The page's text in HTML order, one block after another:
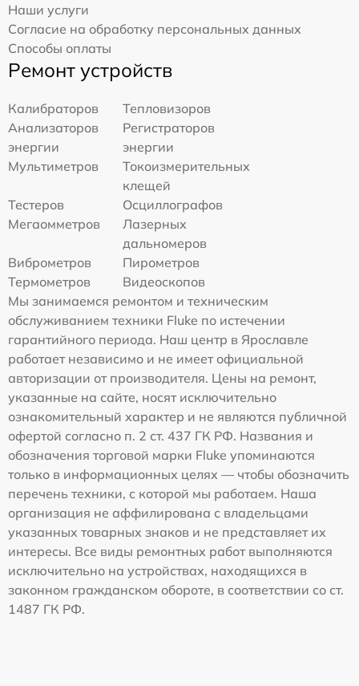
Наши услуги
Согласие на обработку персональных данных
Способы оплаты
Ремонт устройств
Калибраторов
Тепловизоров
Анализаторов
энергии
Регистраторов
энергии
Мультиметров
Токоизмерительных
клещей
Тестеров
Осциллографов
Мегаомметров
Лазерных
дальномеров
Виброметров
Пирометров
Термометров
Видеоскопов
Мы занимаемся ремонтом и техническим
обслуживанием техники Fluke по истечении
гарантийного периода. Наш центр в Ярославле
работает независимо и не имеет официальной
авторизации от производителя. Цены на ремонт,
указанные на сайте, носят исключительно
ознакомительный характер и не являются публичной
офертой согласно п. 2 ст. 437 ГК РФ. Названия и
обозначения торговой марки Fluke упоминаются
только в информационных целях — чтобы обозначить
перечень техники, с которой мы работаем. Наша
организация не аффилирована с владельцами
указанных товарных знаков и не представляет их
интересы. Все виды ремонтных работ выполняются
исключительно на устройствах, находящихся в
законном гражданском обороте, в соответствии со ст.
1487 ГК РФ.